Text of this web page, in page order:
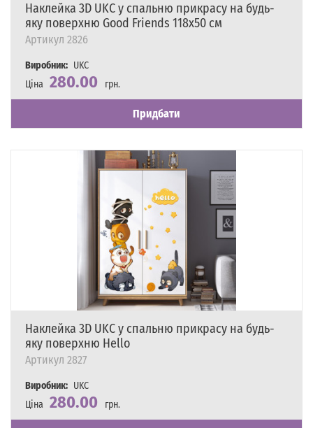
Наклейка 3D UKC у спальню прикрасу на будь-
яку поверхню Good Friends 118х50 см
Артикул 2826
Виробник: UKC
Ціна 280.00
грн.
Наявність
Є в наявності
Придбати
Наклейка 3D UKC у спальню прикрасу на будь-
яку поверхню Hello
Артикул 2827
Виробник: UKC
Ціна 280.00
грн.
Наявність
Є в наявності